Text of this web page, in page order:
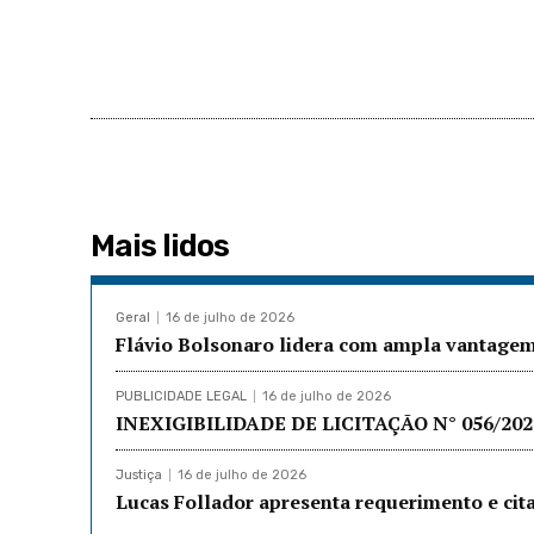
Mais lidos
Geral 16 de julho de 2026
Flávio Bolsonaro lidera com ampla
PUBLICIDADE LEGAL 16 de julho de 2026
INEXIGIBILIDADE DE LICITAÇÃO N° 056/
Justiça 16 de julho de 2026
Lucas Follador apresenta requerimento e